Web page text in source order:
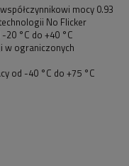
mocy 0.93
No Flicker
°C do +40 °C
w ograniczonych
od -40 °C do +75 °C